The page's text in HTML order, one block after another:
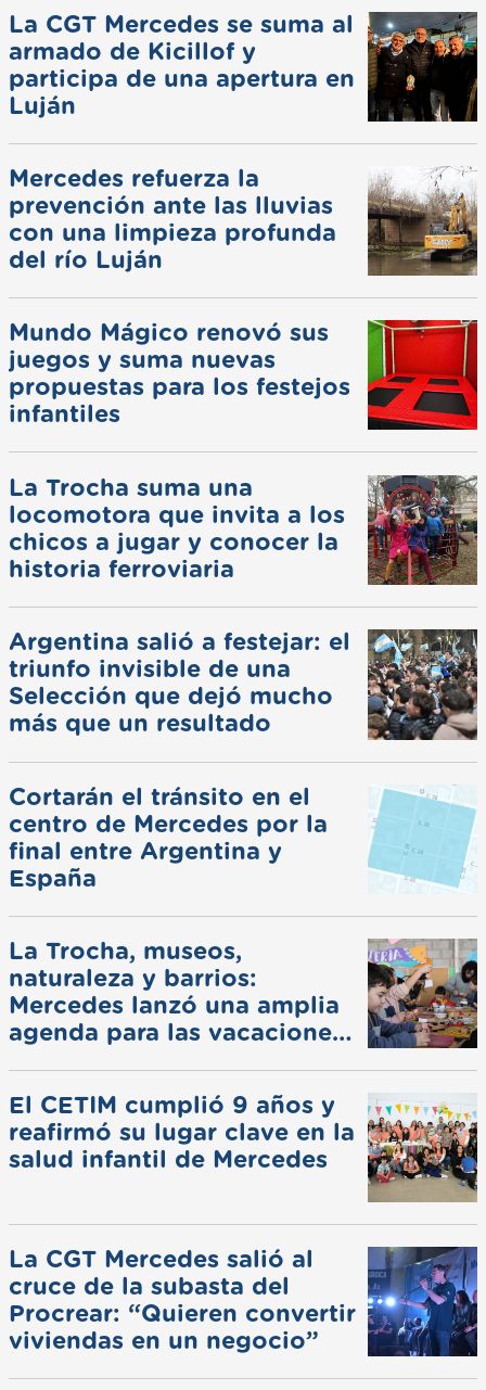
La CGT Mercedes se suma al
armado de Kicillof y
participa de una apertura en
Luján
Mercedes refuerza la
prevención ante las lluvias
con una limpieza profunda
del río Luján
Mundo Mágico renovó sus
juegos y suma nuevas
propuestas para los festejos
infantiles
La Trocha suma una
locomotora que invita a los
chicos a jugar y conocer la
historia ferroviaria
Argentina salió a festejar: el
triunfo invisible de una
Selección que dejó mucho
más que un resultado
Cortarán el tránsito en el
centro de Mercedes por la
final entre Argentina y
España
La Trocha, museos,
naturaleza y barrios:
Mercedes lanzó una amplia
agenda para las vacaciones
El CETIM cumplió 9 años y
reafirmó su lugar clave en la
salud infantil de Mercedes
La CGT Mercedes salió al
cruce de la subasta del
Procrear: “Quieren convertir
viviendas en un negocio”